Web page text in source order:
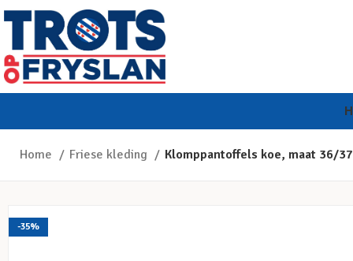
Home Friese kleding Klomppantoffels koe, maat 36/37
-35%